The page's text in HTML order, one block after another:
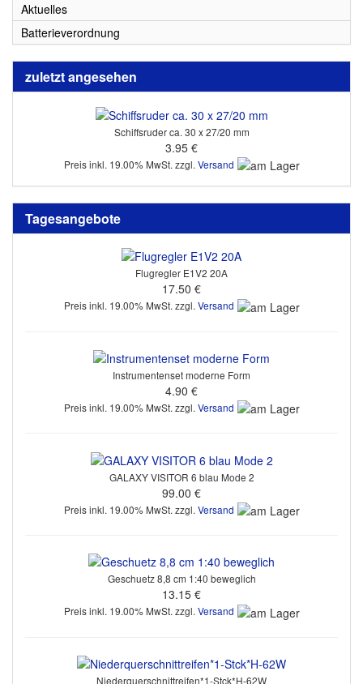
Aktuelles
Batterieverordnung
zuletzt angesehen
Schiffsruder ca. 30 x 27/20 mm
3.95 €
Preis inkl. 19.00% MwSt. zzgl. Versand
Tagesangebote
Flugregler E1V2 20A
17.50 €
Preis inkl. 19.00% MwSt. zzgl. Versand
Instrumentenset moderne Form
4.90 €
Preis inkl. 19.00% MwSt. zzgl. Versand
GALAXY VISITOR 6 blau Mode 2
99.00 €
Preis inkl. 19.00% MwSt. zzgl. Versand
Geschuetz 8,8 cm 1:40 beweglich
13.15 €
Preis inkl. 19.00% MwSt. zzgl. Versand
Niederquerschnittreifen*1-Stck*H-62W